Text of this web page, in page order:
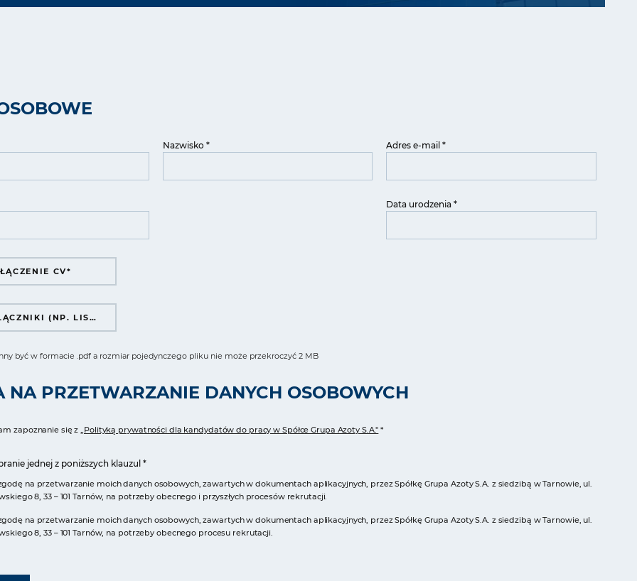
Nazwisko * Adres e-mail *
Data urodzenia *
CV*
INNE ZAŁĄCZNIKI (NP. LIST MOTYWACYJNY, REFERENCJE)
być w formacie .pdf a rozmiar pojedynczego pliku nie może przekroczyć 2 MB
NA PRZETWARZANIE DANYCH OSOBOWYCH
zapoznanie się z „Polityką prywatności dla kandydatów do pracy w Spółce Grupa Azoty S.A." *
jednej z poniższych klauzul *
na przetwarzanie moich danych osobowych, zawartych w dokumentach aplikacyjnych, przez Spółkę Grupa Azoty S.A. z siedzibą w Tarnowie, ul.
8, 33 – 101 Tarnów, na potrzeby obecnego i przyszłych procesów rekrutacji.
na przetwarzanie moich danych osobowych, zawartych w dokumentach aplikacyjnych, przez Spółkę Grupa Azoty S.A. z siedzibą w Tarnowie, ul.
8, 33 – 101 Tarnów, na potrzeby obecnego procesu rekrutacji.